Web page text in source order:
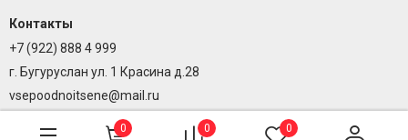
Контакты
+7 (922) 888 4 999
г. Бугуруслан ул. 1 Красина д.28
vsepoodnoitsene@mail.ru
0 0 0